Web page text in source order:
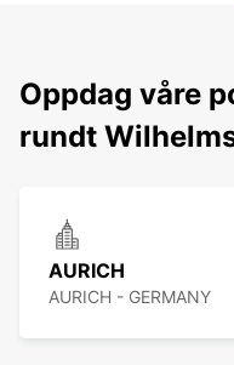
Oppdag våre
rundt
AURICH
AURICH - GERMANY